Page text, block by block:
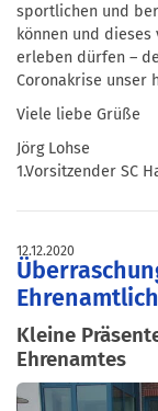
sportlichen und
können und
erleben dürfen –
Coronakrise unser
Viele liebe Grüße
Jörg Lohse
1.Vorsitzender SC
12.12.2020
Kleine
Ehrenamtes